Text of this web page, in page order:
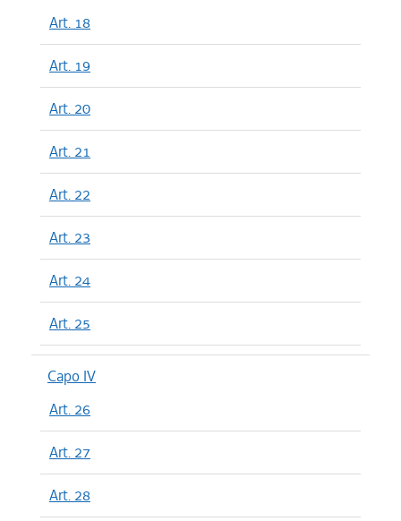
Art. 18
Art. 19
Art. 20
Art. 21
Art. 22
Art. 23
Art. 24
Art. 25
Capo IV
Art. 26
Art. 27
Art. 28